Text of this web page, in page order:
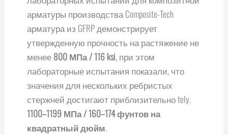
арматуры производства Composite-Tech
арматура из GFRP демонстрирует
утвержденную прочность на растяжение не
менее800 МПа / 116 ksi, при этом
лабораторные испытания показали, что
значения для нескольких ребристых
стержней достигают приблизительно tely.
1100–1199 МПа / 160–174 фунтов на
квадратный дюйм.